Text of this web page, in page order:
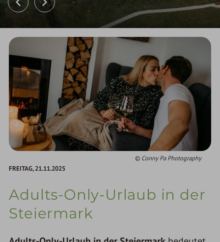
Conny Pa Photography
FREITAG,21.11.2025
Adults-Only-Urlaub in der
Steiermark